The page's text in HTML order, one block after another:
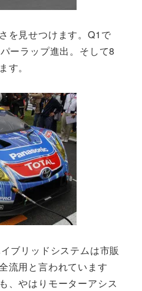
を見せつけます。Q1で
ーラップ進出。そして8
す。
ブリッドシステムは市販
流用と言われています
、やはりモーターアシス